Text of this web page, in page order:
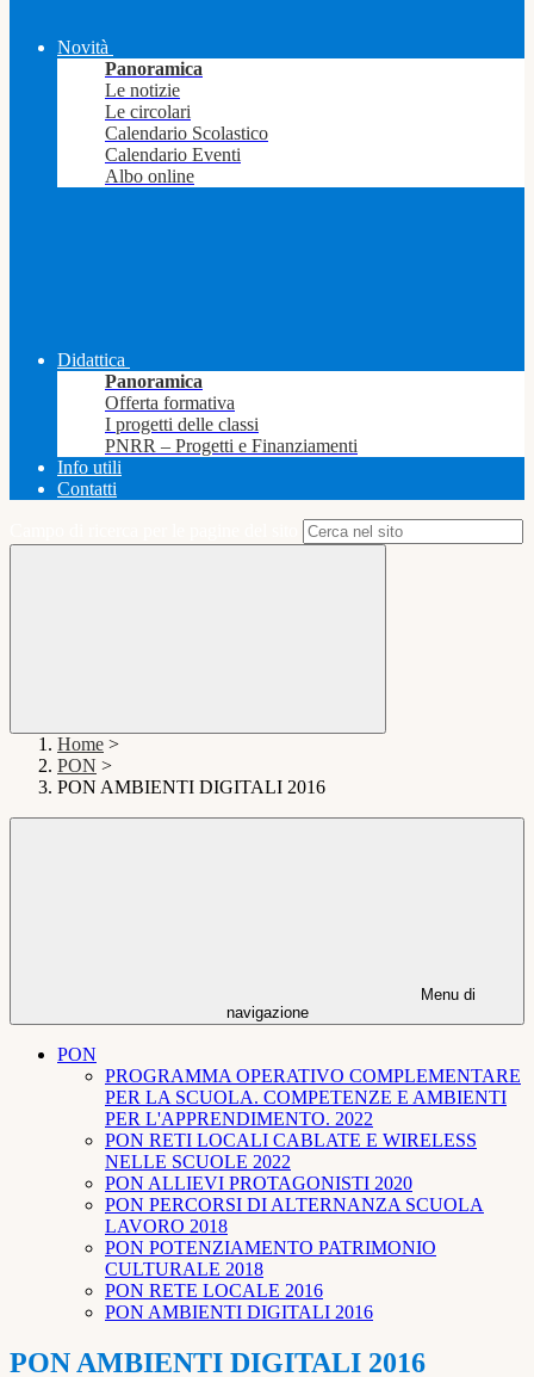
Novità
Panoramica
Le notizie
Le circolari
Calendario Scolastico
Calendario Eventi
Albo online
Didattica
Panoramica
Offerta formativa
I progetti delle classi
PNRR – Progetti e Finanziamenti
Info utili
Contatti
Home >
PON >
PON AMBIENTI DIGITALI 2016
Menu di
navigazione
PON
PROGRAMMA OPERATIVO COMPLEMENTARE
PER LA SCUOLA. COMPETENZE E AMBIENTI
PER L'APPRENDIMENTO. 2022
PON RETI LOCALI CABLATE E WIRELESS
NELLE SCUOLE 2022
PON ALLIEVI PROTAGONISTI 2020
PON PERCORSI DI ALTERNANZA SCUOLA
LAVORO 2018
PON POTENZIAMENTO PATRIMONIO
CULTURALE 2018
PON RETE LOCALE 2016
PON AMBIENTI DIGITALI 2016
PON AMBIENTI DIGITALI 2016